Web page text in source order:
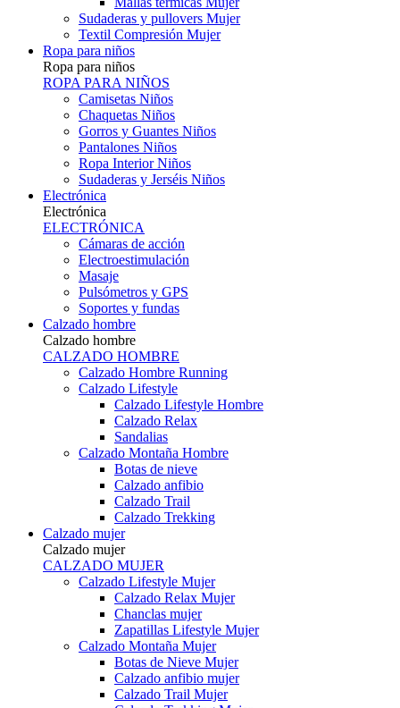
Sudaderas y pullovers Mujer
Textil Compresión Mujer
Ropa para niños
Ropa para niños
ROPA PARA NIÑOS
Camisetas Niños
Chaquetas Niños
Gorros y Guantes Niños
Pantalones Niños
Ropa Interior Niños
Sudaderas y Jerséis Niños
Electrónica
Electrónica
ELECTRÓNICA
Cámaras de acción
Electroestimulación
Masaje
Pulsómetros y GPS
Soportes y fundas
Calzado hombre
Calzado hombre
CALZADO HOMBRE
Calzado Hombre Running
Calzado Lifestyle
Calzado Lifestyle Hombre
Calzado Relax
Sandalias
Calzado Montaña Hombre
Botas de nieve
Calzado anfibio
Calzado Trail
Calzado Trekking
Calzado mujer
Calzado mujer
CALZADO MUJER
Calzado Lifestyle Mujer
Calzado Relax Mujer
Chanclas mujer
Zapatillas Lifestyle Mujer
Calzado Montaña Mujer
Botas de Nieve Mujer
Calzado anfibio mujer
Calzado Trail Mujer